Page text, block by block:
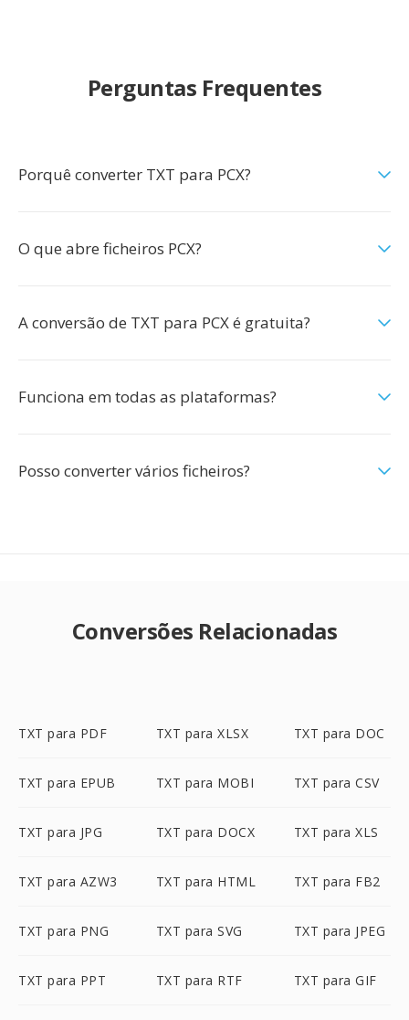
Perguntas Frequentes
Porquê converter TXT para PCX?
O que abre ficheiros PCX?
A conversão de TXT para PCX é gratuita?
Funciona em todas as plataformas?
Posso converter vários ficheiros?
Conversões Relacionadas
TXT para PDF TXT para XLSX TXT para DOC
TXT para EPUB TXT para MOBI TXT para CSV
TXT para JPG TXT para DOCX TXT para XLS
TXT para AZW3 TXT para HTML TXT para FB2
TXT para PNG TXT para SVG TXT para JPEG
TXT para PPT TXT para RTF TXT para GIF